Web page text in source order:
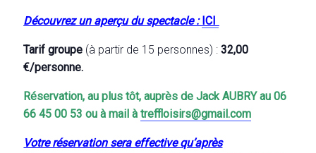
Découvrez un aperçu du spectacle : ICI
Tarif groupe (à partir de 15 personnes) :32,00
€/personne.
Réservation, au plus tôt, auprès de Jack AUBRY au 06
66 45 00 53 ou à mail àtreffloisirs@gmail.com
Votre réservation sera effective qu’après